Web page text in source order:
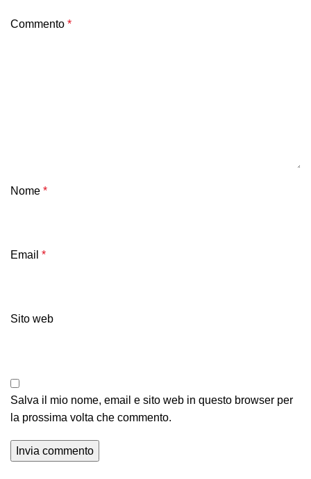
Commento *
Nome *
Email *
Sito web
Salva il mio nome, email e sito web in questo browser per
la prossima volta che commento.